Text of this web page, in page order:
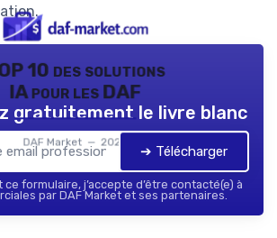
10 des solutions
IA pour les DAF
DAF Market — 2026
gratuitement le livre blanc
➔ Télécharger
ce formulaire, j’accepte d’être contacté(e) à
par DAF Market et ses partenaires.